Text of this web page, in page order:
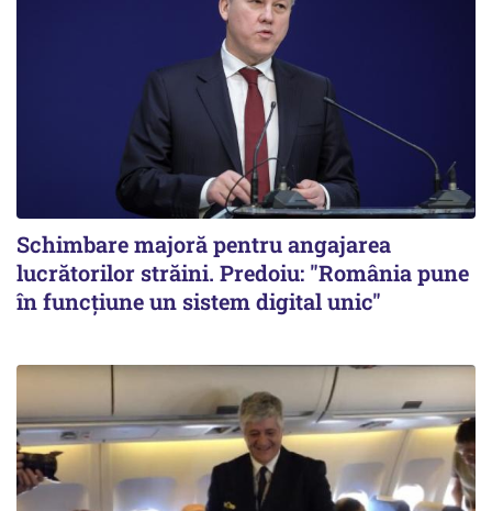
Schimbare majoră pentru angajarea
lucrătorilor străini. Predoiu: "România pune
în funcțiune un sistem digital unic"